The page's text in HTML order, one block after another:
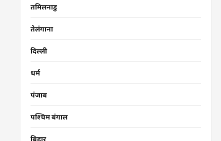
तमिलनाडु
तेलंगाना
दिल्ली
धर्म
पंजाब
पश्चिम बंगाल
बिहार